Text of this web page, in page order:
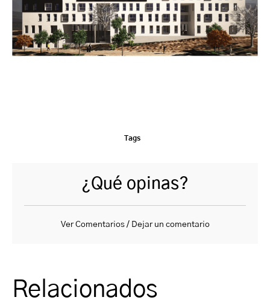
Tags
¿Qué opinas?
Ver Comentarios / Dejar un comentario
Relacionados